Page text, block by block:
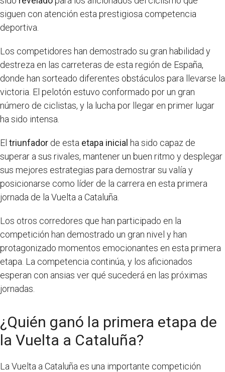
siguen con atención esta prestigiosa competencia
deportiva.
Los competidores han demostrado su gran habilidad y
destreza en las carreteras de esta región de España,
donde han sorteado diferentes obstáculos para llevarse la
victoria. El pelotón estuvo conformado por un gran
número de ciclistas, y la lucha por llegar en primer lugar
ha sido intensa.
El triunfador de esta etapa inicial ha sido capaz de
superar a sus rivales, mantener un buen ritmo y desplegar
sus mejores estrategias para demostrar su valía y
posicionarse como líder de la carrera en esta primera
jornada de la Vuelta a Cataluña.
Los otros corredores que han participado en la
competición han demostrado un gran nivel y han
protagonizado momentos emocionantes en esta primera
etapa. La competencia continúa, y los aficionados
esperan con ansias ver qué sucederá en las próximas
jornadas.
¿Quién ganó la primera etapa de
la Vuelta a Cataluña?
La Vuelta a Cataluña es una importante competición